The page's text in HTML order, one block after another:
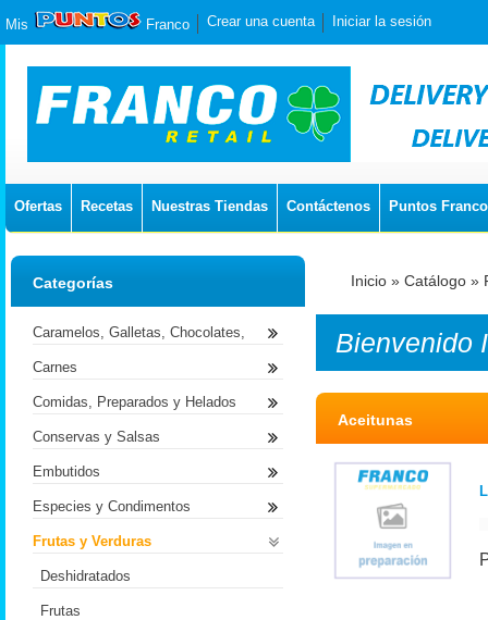
Mis Franco Crear una cuenta Iniciar la sesión
Ofertas Recetas Nuestras Tiendas Contáctenos Puntos Franco
Inicio » Catálogo »
Bienvenido
Aceitunas
Categorías
Caramelos, Galletas, Chocolates,
Carnes
Comidas, Preparados y Helados
Conservas y Salsas
Embutidos
Especies y Condimentos
Frutas y Verduras
Deshidratados
Frutas